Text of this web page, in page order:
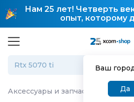
Нам 25 лет! Четверть
опыт, которому
Ваш
Да
Аксессуары и запчасти для